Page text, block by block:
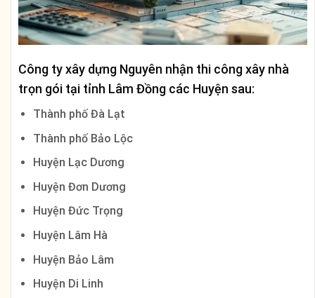
Công ty xây dựng Nguyên nhận thi công xây nhà
trọn gói tại tỉnh Lâm Đồng các Huyện sau:
Thành phố Đà Lạt
Thành phố Bảo Lộc
Huyện Lạc Dương
Huyện Đơn Dương
Huyện Đức Trọng
Huyện Lâm Hà
Huyện Bảo Lâm
Huyện Di Linh